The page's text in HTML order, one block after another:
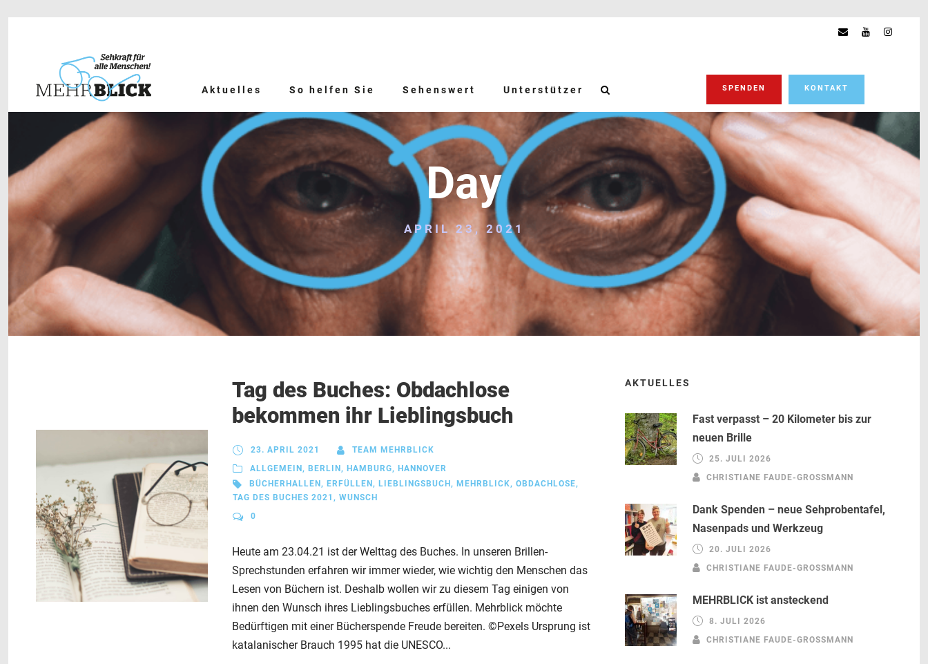
Aktuelles So helfen Sie Sehenswert Unterstützer SPENDEN KONTAKT
Day
APRIL 23, 2021
Tag des Buches: Obdachlose
bekommen ihr Lieblingsbuch
23. APRIL 2021
TEAM MEHRBLICK
ALLGEMEIN , BERLIN , HAMBURG, HANNOVER
BÜCHERHALLEN , ERFÜLLEN , LIEBLINGSBUCH , MEHRBLICK, OBDACHLOSE,
TAG DES BUCHES 2021 , WUNSCH
0
Heute am 23.04.21 ist der Welttag des Buches. In unseren Brillen-
Sprechstunden erfahren wir immer wieder, wie wichtig den Menschen das
Lesen von Büchern ist. Deshalb wollen wir zu diesem Tag einigen von
ihnen den Wunsch ihres Lieblingsbuches erfüllen. Mehrblick möchte
Bedürftigen mit einer Bücherspende Freude bereiten. ©Pexels Ursprung ist
katalanischer Brauch 1995 hat die UNESCO...
AKTUELLES
Fast verpasst – 20 Kilometer bis zur
neuen Brille
25. JULI 2026
CHRISTIANE FAUDE-GROSSMANN
Dank Spenden – neue Sehprobentafel,
Nasenpads und Werkzeug
20. JULI 2026
CHRISTIANE FAUDE-GROSSMANN
MEHRBLICK ist ansteckend
8. JULI 2026
CHRISTIANE FAUDE-GROSSMANN